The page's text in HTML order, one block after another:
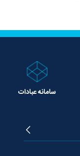
سامانه عبادات